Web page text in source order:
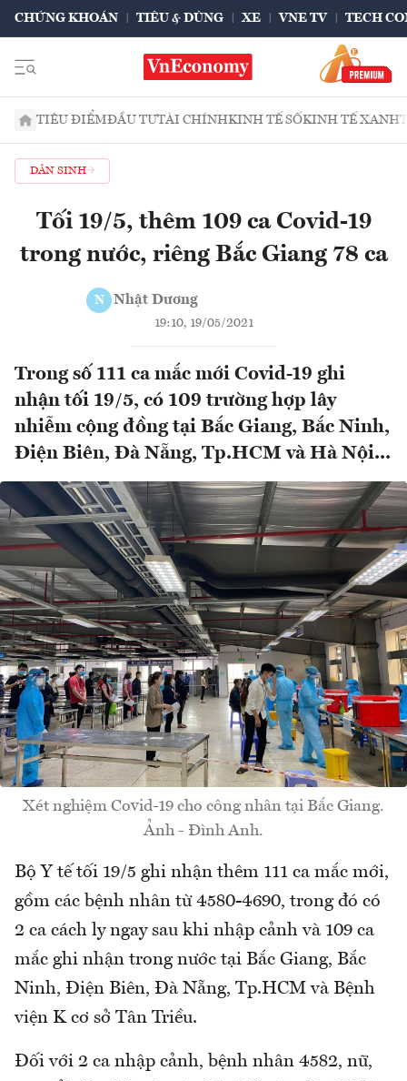
CHỨNG KHOÁN TIÊU & DÙNG XE VNE TV TECH
TIÊU ĐIỂMĐẦU TƯTÀI CHÍNHKINH TẾ SỐKINH TẾ XANH
DÂN SINH
Tối 19/5, thêm 109 ca Covid-19
trong nước, riêng Bắc Giang 78 ca
N Nhật Dương
19:10, 19/05/2021
Trong số 111 ca mắc mới Covid-19 ghi
nhận tối 19/5, có 109 trường hợp lây
nhiễm cộng đồng tại Bắc Giang, Bắc Ninh,
Điện Biên, Đà Nẵng, Tp.HCM và Hà Nội...
Xét nghiệm Covid-19 cho công nhân tại Bắc Giang.
Ảnh - Đình Anh.
Bộ Y tế tối 19/5 ghi nhận thêm 111 ca mắc mới,
gồm các bệnh nhân từ 4580-4690, trong đó có
2 ca cách ly ngay sau khi nhập cảnh và 109 ca
mắc ghi nhận trong nước tại Bắc Giang, Bắc
Ninh, Điện Biên, Đà Nẵng, Tp.HCM và Bệnh
viện K cơ sở Tân Triều.
Đối với 2 ca nhập cảnh, bệnh nhân 4582, nữ,